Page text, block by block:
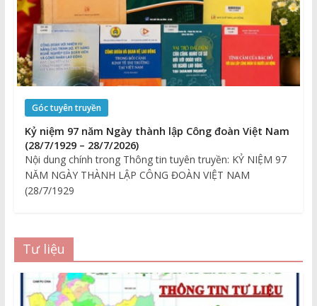
Góc tuyên truyền
Kỷ niệm 97 năm Ngày thành lập Công đoàn Việt Nam
(28/7/1929 – 28/7/2026)
Nội dung chính trong Thông tin tuyên truyền: KỶ NIỆM 97
NĂM NGÀY THÀNH LẬP CÔNG ĐOÀN VIỆT NAM
(28/7/1929
Tư liệu